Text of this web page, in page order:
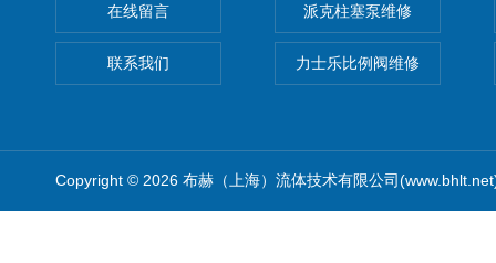
在线留言
联系我们
派克柱塞泵维修
力士乐比例阀维修
Copyright © 2026 布赫（上海）流体技术有限公司